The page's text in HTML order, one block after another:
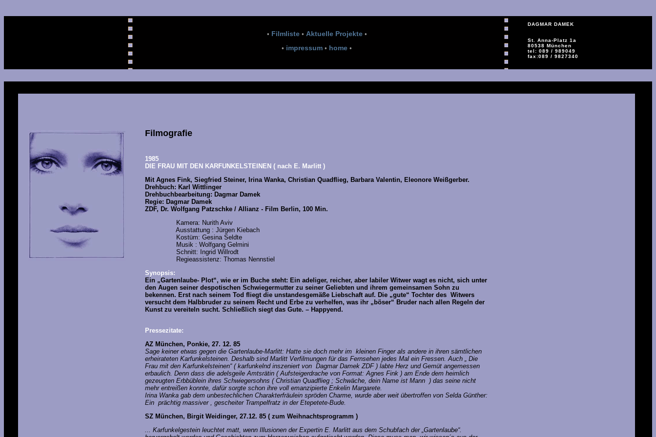
• Filmliste • Aktuelle Projekte •
• impressum • home •
DAGMAR DAMEK
St. Anna-Platz 1a
80538 München
tel: 089 / 989049
fax:089 / 9827340
Filmografie
1985
DIE FRAU MIT DEN KARFUNKELSTEINEN ( nach E. Marlitt )
Mit Agnes Fink, Siegfried Steiner, Irina Wanka, Christian Quadflieg, Barbara Valentin, Eleonore Weißgerber.
Drehbuch: Karl Wittlinger
Drehbuchbearbeitung: Dagmar Damek
Regie: Dagmar Damek
ZDF, Dr. Wolfgang Patzschke / Allianz - Film Berlin, 100 Min.
Kamera: Nurith Aviv
Ausstattung : Jürgen Kiebach
Kostüm: Gesina Seldte
Musik : Wolfgang Gelmini
Schnitt: Ingrid Willrodt
Regieassistenz: Thomas Nennstiel
Synopsis:
Ein „Gartenlaube- Plot“, wie er im Buche steht: Ein adeliger, reicher, aber labiler Witwer wagt es nicht, sich unter
den Augen seiner despotischen Schwiegermutter zu seiner Geliebten und ihrem gemeinsamen Sohn zu
bekennen. Erst nach seinem Tod fliegt die unstandesgemäße Liebschaft auf. Die „gute“ Tochter des Witwers
versucht dem Halbbruder zu seinem Recht und Erbe zu verhelfen, was ihr „böser“ Bruder nach allen Regeln der
Kunst zu vereiteln sucht. Schließlich siegt das Gute. – Happyend.
Pressezitate:
AZ München, Ponkie, 27. 12. 85
Sage keiner etwas gegen die Gartenlaube-Marlitt: Hatte sie doch mehr im kleinen Finger als andere in ihren sämtlichen
erheirateten Karfunkelsteinen. Deshalb sind Marlitt Verfilmungen für das Fernsehen jedes Mal ein Fressen. Auch „ Die
Frau mit den Karfunkelsteinen“ ( karfunkelnd inszeniert von Dagmar Damek ZDF ) labte Herz und Gemüt angemessen
erbaulich. Denn dass die adelsgeile Amtsrätin ( Aufsteigerdrache von Format: Agnes Fink ) am Ende dem heimlich
gezeugten Erbbüblein ihres Schwiegersohns ( Christian Quadflieg ; Schwäche, dein Name ist Mann ) das seine nicht
mehr entreißen konnte, dafür sorgte schon ihre voll emanzipierte Enkelin Margarete.
Irina Wanka gab dem unbestechlichen Charakterfräulein spröden Charme, wurde aber weit übertroffen von Selda Günther:
Ein prächtig massiver , gescheiter Trampelfratz in der Etepetete-Bude.
SZ München, Birgit Weidinger, 27.12. 85 ( zum Weihnachtsprogramm )
... Karfunkelgestein leuchtet matt, wenn Illusionen der Expertin E. Marlitt aus dem Schubfach der „Gartenlaube“.